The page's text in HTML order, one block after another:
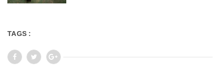
TAGS :